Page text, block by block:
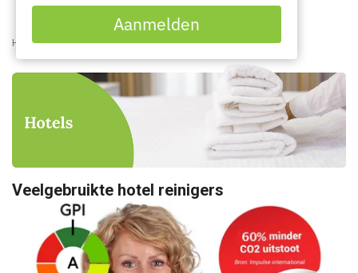
Home Facility Hotels
Veelgebruikte hotel reinigers
email
Aanmelden